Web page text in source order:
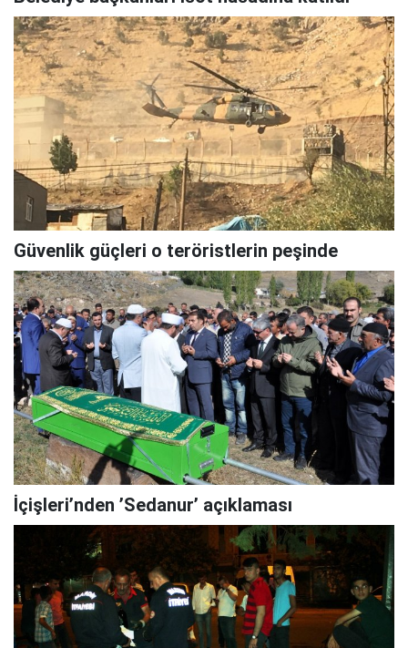
Güvenlik güçleri o teröristlerin peşinde
İçişleri’nden ’Sedanur’ açıklaması